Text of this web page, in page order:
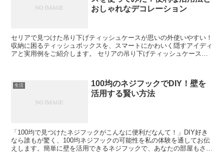
おしゃれなデコレーション
セリアで見つけた吊り下げティッシュケースが思いの外使いやすい！
収納に困るティッシュボックスを、スマートにかわいく隠すアイディ
アと実用例をご紹介します。 セリアの吊り下げティッシュケースと
生活
100均のネジフックでDIY！壁を
活用する賢い方法
「100均で見つけたネジフックがこんなに便利だなんて！」DIY好き
なら誰もが驚く、100均ネジフックの可能性を私の体験を通してお伝
えします。簡単に壁を活用できるネジフックで、あなたの部屋もさら